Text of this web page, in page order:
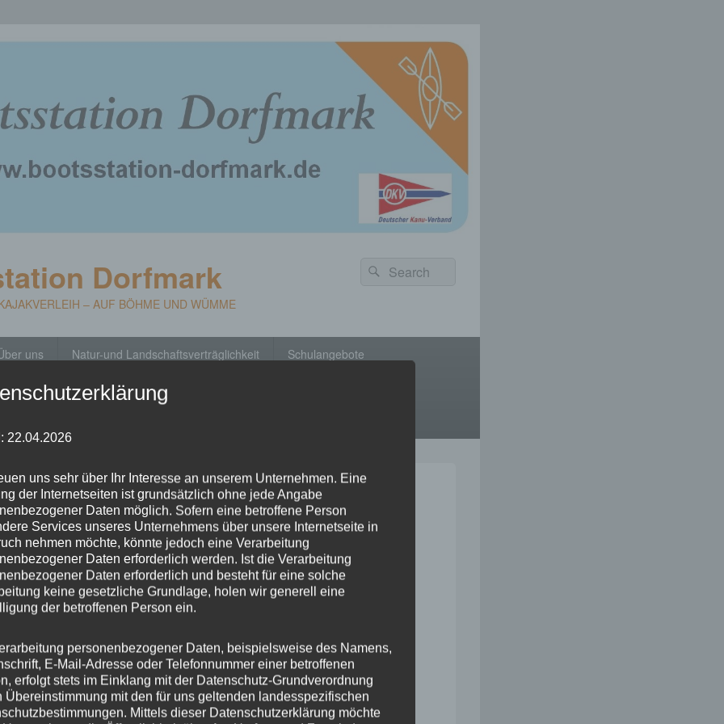
Dorfmark
– AUF BÖHME UND WÜMME
SuchenSuchen
uns Natur-und Landschaftsverträglichkeit Schulangebote
Preise und Tourenplanung
der Böhme
22.04.2026
uns sehr über Ihr Interesse an unserem Unternehmen. Eine
der Internetseiten ist grundsätzlich ohne jede Angabe
Daten möglich. Sofern eine betroffene Person
Services unseres Unternehmens über unsere Internetseite in
nehmen möchte, könnte jedoch eine Verarbeitung
Daten erforderlich werden. Ist die Verarbeitung
Daten erforderlich und besteht für eine solche
keine gesetzliche Grundlage, holen wir generell eine
der betroffenen Person ein.
personenbezogener Daten, beispielsweise des Namens,
E-Mail-Adresse oder Telefonnummer einer betroffenen
erfolgt stets im Einklang mit der Datenschutz-Grundverordnung
Übereinstimmung mit den für uns geltenden landesspezifischen
Mittels dieser Datenschutzerklärung möchte